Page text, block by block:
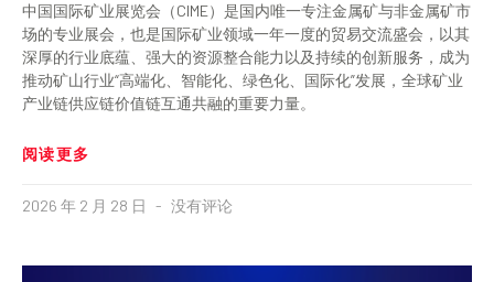
中国国际矿业展览会（CIME）是国内唯一专注金属矿与非金属矿市
场的专业展会，也是国际矿业领域一年一度的贸易交流盛会，以其
深厚的行业底蕴、强大的资源整合能力以及持续的创新服务，成为
推动矿山行业“高端化、智能化、绿色化、国际化”发展，全球矿业
产业链供应链价值链互通共融的重要力量。
阅读更多
2026 年 2 月 28 日 没有评论